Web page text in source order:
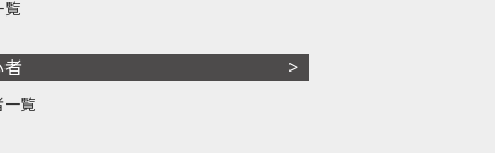
覧
一覧